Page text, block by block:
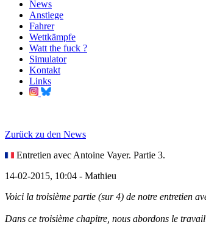
News
Anstiege
Fahrer
Wettkämpfe
Watt the fuck ?
Simulator
Kontakt
Links
Zurück zu den News
Entretien avec Antoine Vayer. Partie 3.
14-02-2015, 10:04 - Mathieu
Voici la troisième partie (sur 4) de notre entretien
Dans ce troisième chapitre, nous abordons le